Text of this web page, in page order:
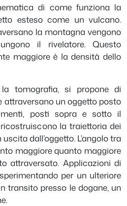
di come funziona la
esteso come un vulcano.
la montagna vengono
il rivelatore. Questo
maggiore è la densità dello
tomografia, si propone di
attraversano un oggetto posto
posti sopra e sotto il
la traiettoria dei
dall’oggetto. L’angolo tra
maggiore quanto maggiore
attraversato. Applicazioni di
per un ulteriore
transito presso le dogane, un